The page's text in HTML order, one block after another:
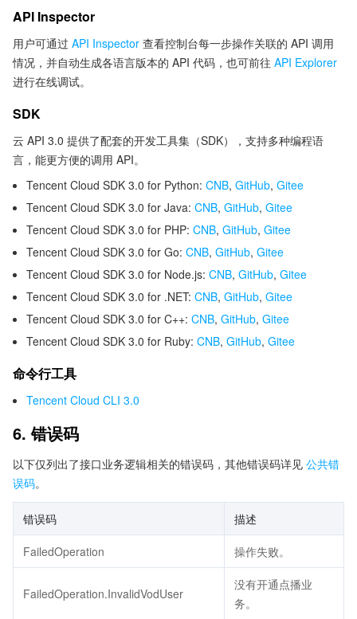
API Inspector
用户可通过 API Inspector 查看控制台每一步操作关联的 API 调用
情况，并自动生成各语言版本的 API 代码，也可前往 API Explorer
进行在线调试。
SDK
云 API 3.0 提供了配套的开发工具集（SDK），支持多种编程语
言，能更方便的调用 API。
Tencent Cloud SDK 3.0 for Python: CNB, GitHub, Gitee
Tencent Cloud SDK 3.0 for Java: CNB, GitHub, Gitee
Tencent Cloud SDK 3.0 for PHP: CNB, GitHub, Gitee
Tencent Cloud SDK 3.0 for Go: CNB, GitHub, Gitee
Tencent Cloud SDK 3.0 for Node.js: CNB, GitHub, Gitee
Tencent Cloud SDK 3.0 for .NET: CNB, GitHub, Gitee
Tencent Cloud SDK 3.0 for C++: CNB, GitHub, Gitee
Tencent Cloud SDK 3.0 for Ruby: CNB, GitHub, Gitee
命令行工具
Tencent Cloud CLI 3.0
6. 错误码
以下仅列出了接口业务逻辑相关的错误码，其他错误码详见 公共错
误码。
错误码 描述
FailedOperation 操作失败。
FailedOperation.InvalidVodUser
没有开通点播业
务。